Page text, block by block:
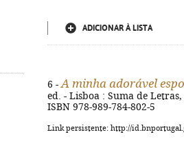
ADICIONAR À LISTA
6 - A minha adorável
ed. - Lisboa : Suma de
ISBN 978-989-784-802-5
Link persistente: http://